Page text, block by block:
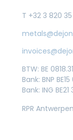
T +32 3 820 35
BTW: BE
Bank: BNP
Bank: ING
RPR Antwerpen